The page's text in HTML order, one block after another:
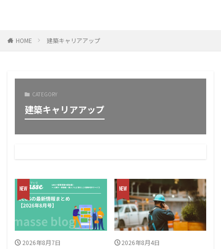
HOME 建築キャリアアップ
CATEGORY
建築キャリアアップ
2026年8月7日
2026年8月4日